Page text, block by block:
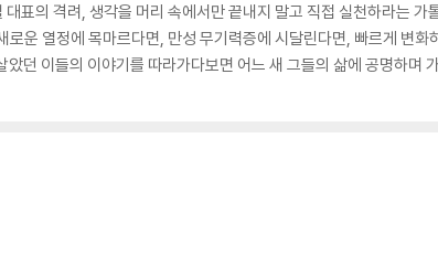
표의 격려, 생각을 머리 속에서만 끝내지 말고 직접 실천하라는 가
운 열정에 목마르다면, 만성 무기력증에 시달린다면, 빠르게 변
던 이들의 이야기를 따라가다보면 어느 새 그들의 삶에 공명하며